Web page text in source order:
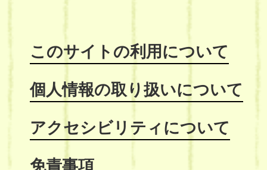
このサイトの利用について
個人情報の取り扱いについて
アクセシビリティについて
免責事項